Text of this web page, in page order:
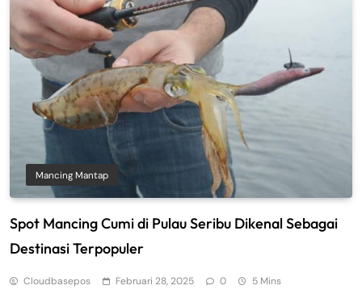
Mancing Mantap
Spot Mancing Cumi di Pulau Seribu Dikenal Sebagai
Destinasi Terpopuler
Cloudbasepos Februari 28, 2025 0 5 Mins